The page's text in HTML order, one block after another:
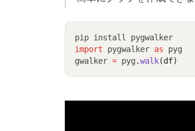
pip install pygwalker
import pygwalker as pyg
gwalker = pyg .walk(df)